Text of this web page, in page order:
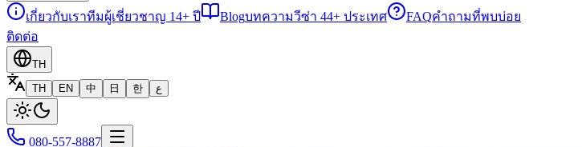
เกี่ยวกับเราทีมผู้เชี่ยวชาญ 14+ ปี Blogบทความวีซ่า 44+ ประเทศ FAQคำถามที่พบบ่อย
ติดต่อ
TH
TH
EN 中 日 한 ع
080-557-8887